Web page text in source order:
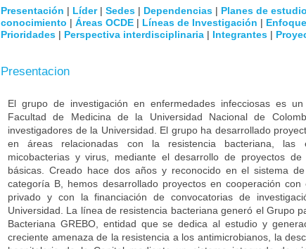
Presentación | Líder| Sedes | Dependencias | Planes de
conocimiento | Áreas OCDE | Líneas de Investigación |
Prioridades | Perspectiva interdisciplinaria | Integrantes |
Presentacion
El grupo de investigación en enfermedades infecciosas es
Facultad de Medicina de la Universidad Nacional de
investigadores de la Universidad. El grupo ha desarrollado
en áreas relacionadas con la resistencia bacteriana, las
micobacterias y virus, mediante el desarrollo de proyectos
básicas. Creado hace dos años y reconocido en el sistema
categoría B, hemos desarrollado proyectos en cooperación
privado y con la financiación de convocatorias de
Universidad. La línea de resistencia bacteriana generó el Grupo
Bacteriana GREBO, entidad que se dedica al estudio y
creciente amenaza de la resistencia a los antimicrobianos, la